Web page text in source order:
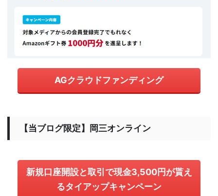
AGクラウドファンディング
【当ブログ限定】岡三オンライン
新規口座開設と取引で現金3,500円が貰え
るタイアップキャンペーン